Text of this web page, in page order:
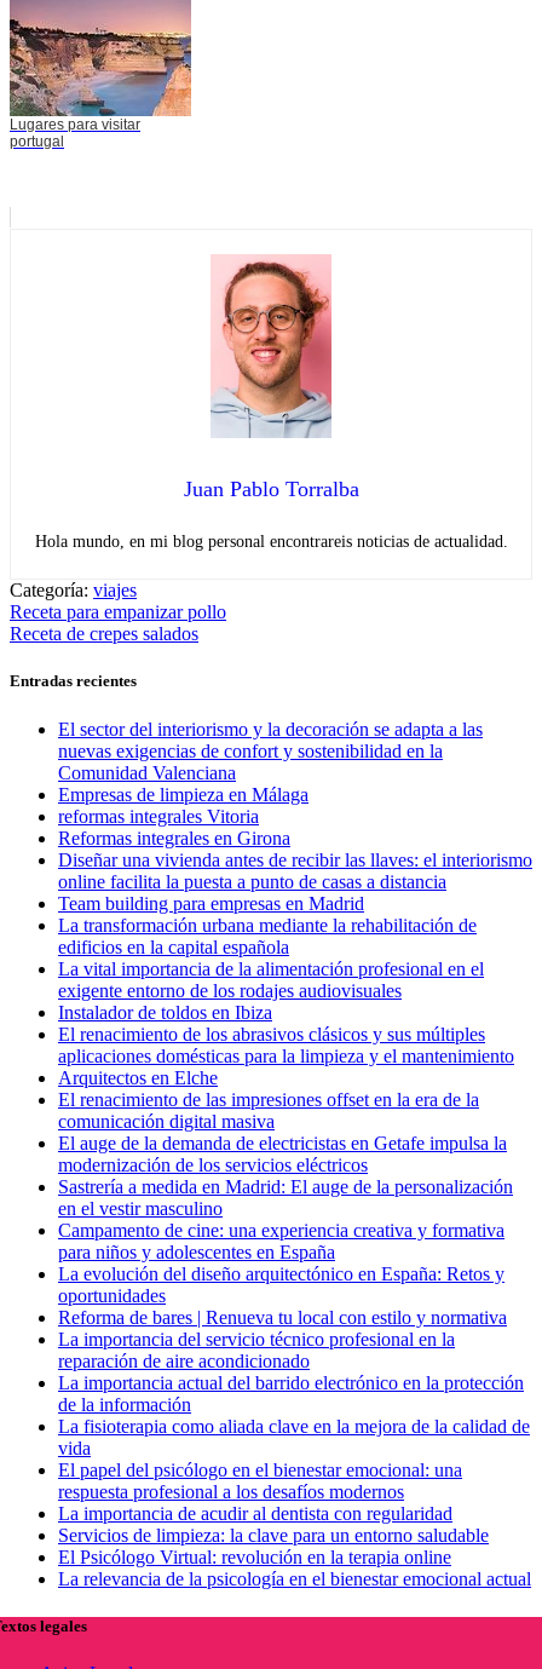
Lugares para visitar
portugal
Juan Pablo Torralba
Hola mundo, en mi blog personal encontrareis noticias de actualidad.
Categoría: viajes
Navegación
de
entradas
Entrada
anterior:
Receta para empanizar pollo
Entrada
Receta de crepes salados
Entradas recientes
El sector del interiorismo y la decoración se adapta a las
nuevas exigencias de confort y sostenibilidad en la
Comunidad Valenciana
Empresas de limpieza en Málaga
reformas integrales Vitoria
Reformas integrales en Girona
Diseñar una vivienda antes de recibir las llaves: el interiorismo
online facilita la puesta a punto de casas a distancia
Team building para empresas en Madrid
La transformación urbana mediante la rehabilitación de
edificios en la capital española
La vital importancia de la alimentación profesional en el
exigente entorno de los rodajes audiovisuales
Instalador de toldos en Ibiza
El renacimiento de los abrasivos clásicos y sus múltiples
aplicaciones domésticas para la limpieza y el mantenimiento
Arquitectos en Elche
El renacimiento de las impresiones offset en la era de la
comunicación digital masiva
El auge de la demanda de electricistas en Getafe impulsa la
modernización de los servicios eléctricos
Sastrería a medida en Madrid: El auge de la personalización
en el vestir masculino
Campamento de cine: una experiencia creativa y formativa
para niños y adolescentes en España
La evolución del diseño arquitectónico en España: Retos y
oportunidades
Reforma de bares | Renueva tu local con estilo y normativa
La importancia del servicio técnico profesional en la
reparación de aire acondicionado
La importancia actual del barrido electrónico en la protección
de la información
La fisioterapia como aliada clave en la mejora de la calidad de
vida
El papel del psicólogo en el bienestar emocional: una
respuesta profesional a los desafíos modernos
La importancia de acudir al dentista con regularidad
Servicios de limpieza: la clave para un entorno saludable
El Psicólogo Virtual: revolución en la terapia online
La relevancia de la psicología en el bienestar emocional actual
legales